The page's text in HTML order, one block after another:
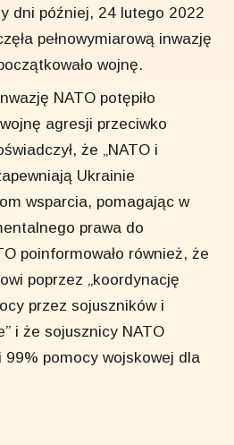
dni później, 24 lutego 2022
pełnowymiarową inwazję
wojnę.
NATO potępiło
agresji przeciwko
że „NATO i
Ukrainie
wsparcia, pomagając w
prawa do
poinformowało również, że
poprzez „koordynację
przez sojuszników i
i że sojusznicy NATO
99% pomocy wojskowej dla